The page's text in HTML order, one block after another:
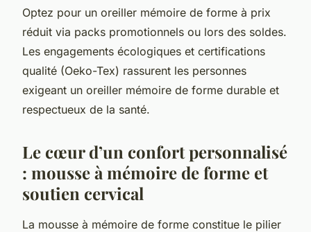
Optez pour un oreiller mémoire de forme à prix
réduit via packs promotionnels ou lors des soldes.
Les engagements écologiques et certifications
qualité (Oeko-Tex) rassurent les personnes
exigeant un oreiller mémoire de forme durable et
respectueux de la santé.
Le cœur d’un confort personnalisé
: mousse à mémoire de forme et
soutien cervical
La mousse à mémoire de forme constitue le pilier